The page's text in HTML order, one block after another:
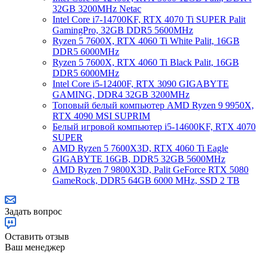
32GB 3200MHz Netac
Intel Core i7-14700KF, RTX 4070 Ti SUPER Palit
GamingPro, 32GB DDR5 5600MHz
Ryzen 5 7600X, RTX 4060 Ti White Palit, 16GB
DDR5 6000MHz
Ryzen 5 7600X, RTX 4060 Ti Black Palit, 16GB
DDR5 6000MHz
Intel Core i5-12400F, RTX 3090 GIGABYTE
GAMING, DDR4 32GB 3200MHz
Топовый белый компьютер AMD Ryzen 9 9950X,
RTX 4090 MSI SUPRIM
Белый игровой компьютер i5-14600KF, RTX 4070
SUPER
AMD Ryzen 5 7600X3D, RTX 4060 Ti Eagle
GIGABYTE 16GB, DDR5 32GB 5600MHz
AMD Ryzen 7 9800X3D, Palit GeForce RTX 5080
GameRock, DDR5 64GB 6000 MHz, SSD 2 TB
Задать вопрос
Оставить отзыв
Ваш менеджер